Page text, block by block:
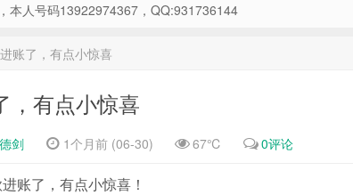
本人号码13922974367，QQ:931736144
账了，有点小惊喜
，有点小惊喜
剑 1个月前 (06-30) 67℃ 0评论
账了，有点小惊喜！